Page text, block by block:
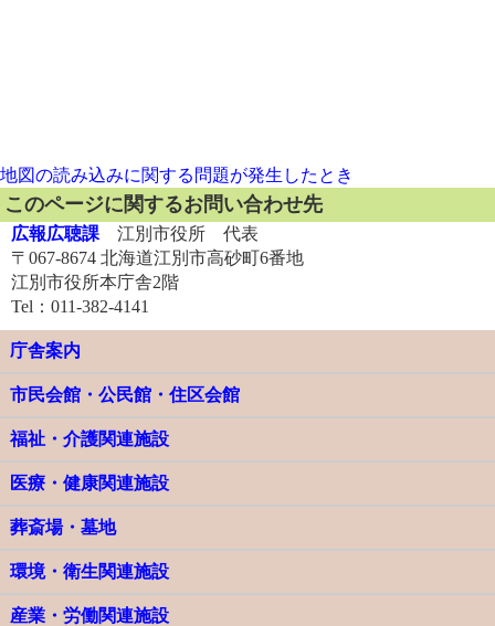
地図の読み込みに関する問題が発生したとき
このページに関するお問い合わせ先
広報広聴課 江別市役所 代表
〒067-8674 北海道江別市高砂町6番地
江別市役所本庁舎2階
Tel：011-382-4141
庁舎案内
市民会館・公民館・住区会館
福祉・介護関連施設
医療・健康関連施設
葬斎場・墓地
環境・衛生関連施設
産業・労働関連施設